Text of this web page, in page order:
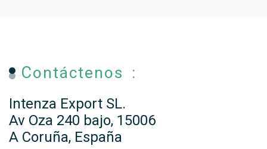
Contáctenos :
Intenza Export SL.
Av Oza 240 bajo, 15006
A Coruña, España